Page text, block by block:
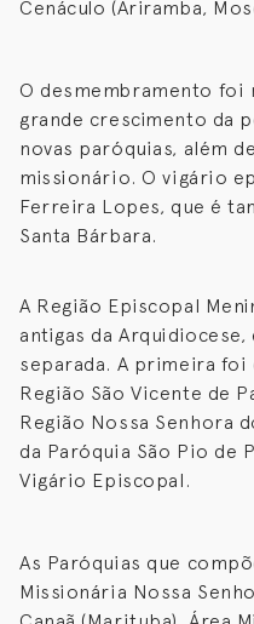
Cenáculo (Ariramba,
O desmembramento
grande crescimento da
novas paróquias, além
missionário. O vigário
Ferreira Lopes, que é
Santa Bárbara.
A Região Episcopal
antigas da Arquidiocese,
separada. A primeira foi
Região São Vicente de
Região Nossa Senhora
da Paróquia São Pio de
Vigário Episcopal.
As Paróquias que
Missionária Nossa